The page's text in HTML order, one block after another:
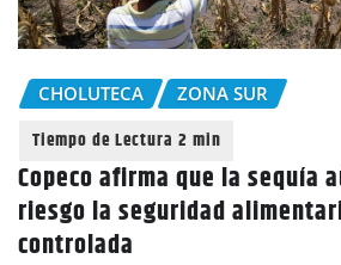
CHOLUTECA ZONA SUR
Copeco afirma que la sequía
riesgo la seguridad
controlada